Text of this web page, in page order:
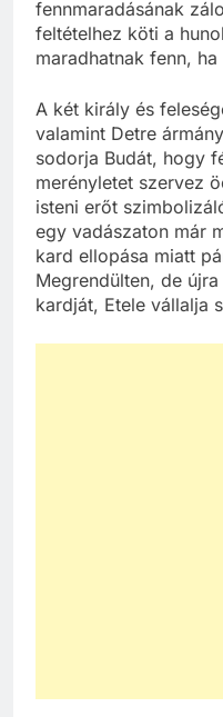
fennmaradásának
feltételhez köti a
maradhatnak fenn,
A két király és
valamint Detre
sodorja Budát, hogy
merényletet szervez
isteni erőt
egy vadászaton már
kard ellopása miatt
Megrendülten, de
kardját, Etele vállalja